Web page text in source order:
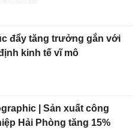
đẩy tăng trưởng gắn với
kinh tế vĩ mô
| Sản xuất công
Hải Phòng tăng 15%